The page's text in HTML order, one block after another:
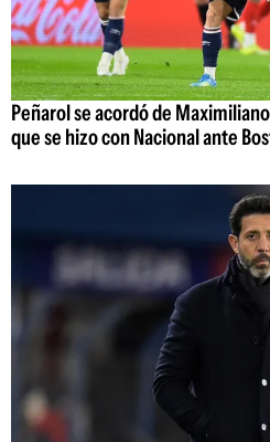
Peñarol se acordó de
que se hizo con Nacional ante